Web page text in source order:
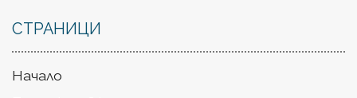
СТРАНИЦИ
Начало